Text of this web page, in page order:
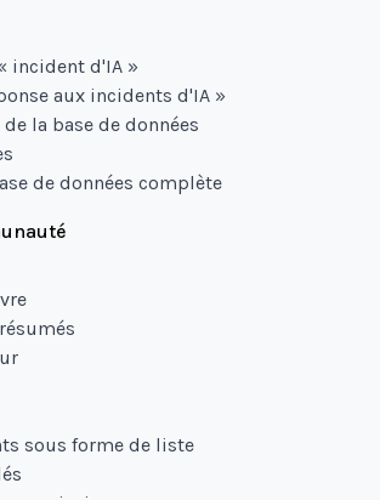
incident d'IA »
aux incidents d'IA »
la base de données
de données complète
sous forme de liste